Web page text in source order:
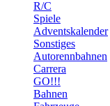
R/C
Spiele
Adventskalender
Sonstiges
Autorennbahnen
Carrera
GO!!!
Bahnen